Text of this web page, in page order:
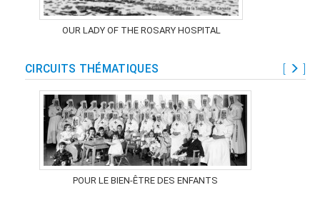
OUR LADY OF THE ROSARY HOSPITAL
CIRCUITS THÉMATIQUES
POUR LE BIEN-ÊTRE DES ENFANTS